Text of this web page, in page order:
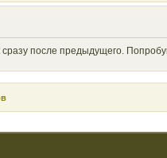
после предыдущего.